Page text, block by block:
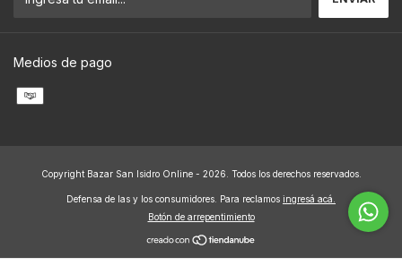
Medios de pago
Copyright Bazar San Isidro Online - 2026. Todos los derechos reservados.
Defensa de las y los consumidores. Para reclamos ingresá acá.
Botón de arrepentimiento